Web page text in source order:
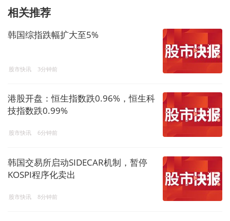
相关推荐
韩国综指跌幅扩大至5%
股市快讯 3分钟前
港股开盘：恒生指数跌0.96%，恒生科
技指数跌0.99%
股市快讯 6分钟前
韩国交易所启动SIDECAR机制，暂停
KOSPI程序化卖出
股市快讯 8分钟前